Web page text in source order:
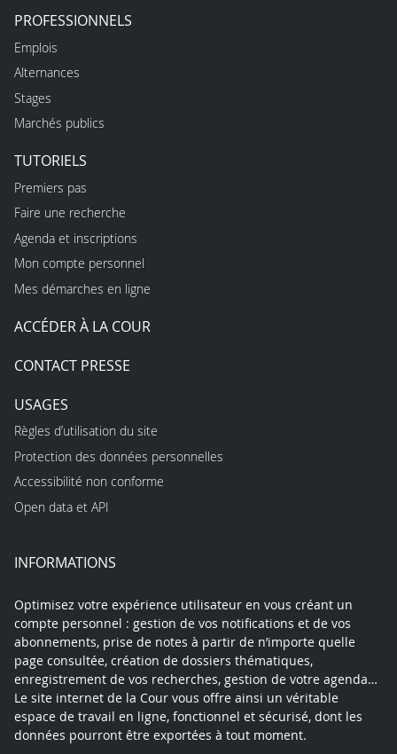
PROFESSIONNELS
Emplois
Alternances
Stages
Marchés publics
TUTORIELS
Premiers pas
Faire une recherche
Agenda et inscriptions
Mon compte personnel
Mes démarches en ligne
ACCÉDER À LA COUR
CONTACT PRESSE
USAGES
Règles d’utilisation du site
Protection des données personnelles
Accessibilité non conforme
Open data et API
INFORMATIONS
Optimisez votre expérience utilisateur en vous créant un
compte personnel : gestion de vos notifications et de vos
abonnements, prise de notes à partir de n’importe quelle
page consultée, création de dossiers thématiques,
enregistrement de vos recherches, gestion de votre agenda…
Le site internet de la Cour vous offre ainsi un véritable
espace de travail en ligne, fonctionnel et sécurisé, dont les
données pourront être exportées à tout moment.